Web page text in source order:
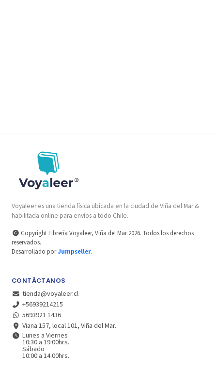
Voyaleer es una tienda física ubicada en la ciudad de Viña del Mar &
habilitada online para envíos a todo Chile.
Copyright Librería Voyaleer, Viña del Mar 2026. Todos los derechos
reservados.
Desarrollado porJumpseller.
CONTÁCTANOS
tienda@voyaleer.cl
+56939214215
5693921 1436
Viana 157, local 101, Viña del Mar.
Lunes a Viernes
10:30 a 19:00hrs.
Sábado
10:00 a 14:00hrs.